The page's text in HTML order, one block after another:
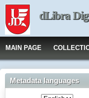
dLibra
MAIN PAGE
Metadata languages